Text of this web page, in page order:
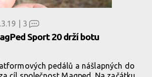
| 3
Sport 20 drží botu
pedálů a nášlapných do